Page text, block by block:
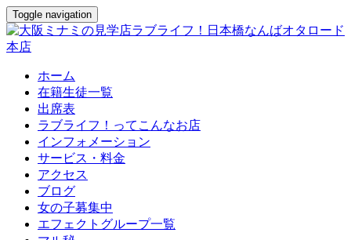
Toggle navigation
ホーム
在籍生徒一覧
出席表
ラブライフ！ってこんなお店
インフォメーション
サービス・料金
アクセス
ブログ
女の子募集中
エフェクトグループ一覧